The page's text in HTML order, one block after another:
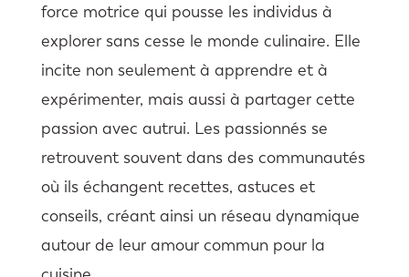
force motrice qui pousse les individus à
explorer sans cesse le monde culinaire. Elle
incite non seulement à apprendre et à
expérimenter, mais aussi à partager cette
passion avec autrui. Les passionnés se
retrouvent souvent dans des communautés
où ils échangent recettes, astuces et
conseils, créant ainsi un réseau dynamique
autour de leur amour commun pour la